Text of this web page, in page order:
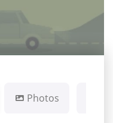
Photos